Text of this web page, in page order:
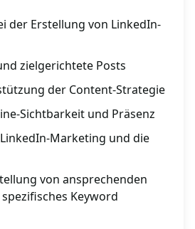
der Erstellung von LinkedIn-
zielgerichtete Posts
der Content-Strategie
Sichtbarkeit und Präsenz
Marketing und die
von ansprechenden
Keyword